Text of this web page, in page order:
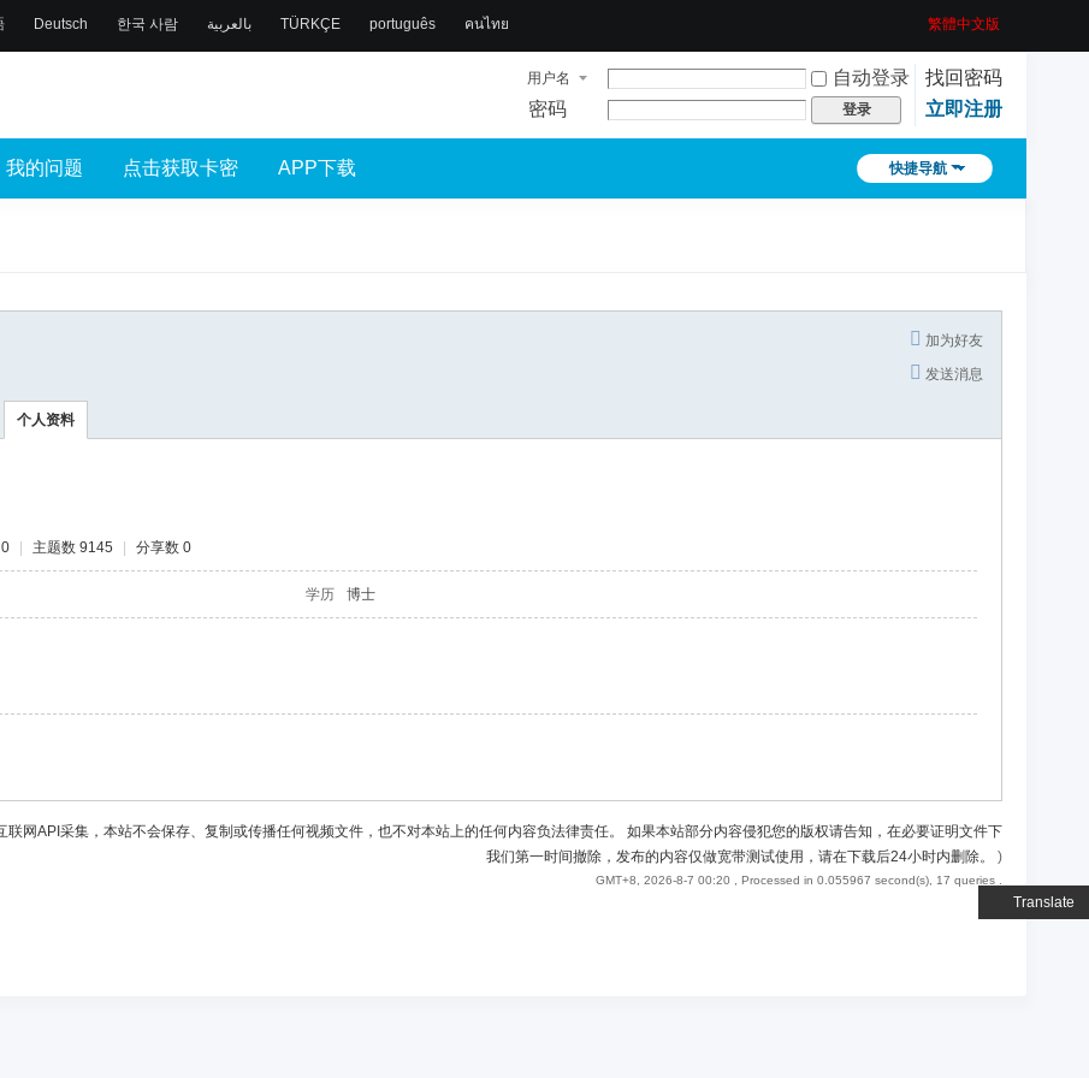
Translate
Deutsch 한국 사람 بالعربية TÜRKÇE português คนไทย 繁體中文版
用户名 自动登录
找回密码
密码
登录 立即注册
快捷导航
我的问题 点击获取卡密 APP下载
加为好友
发送消息
个人资料
主题数 9145 分享数 0
学历 博士
联网API采集，本站不会保存、复制或传播任何视频文件，也不对本站上的任何内容负法律责任。 如果本站部分内容侵犯您的版权请告知，在必要证明文件下
我们第一时间撤除，发布的内容仅做宽带测试使用，请在下载后24小时内删除。
)
GMT+8, 2026-8-7 00:20 , Processed in 0.055967 second(s), 17 queries .